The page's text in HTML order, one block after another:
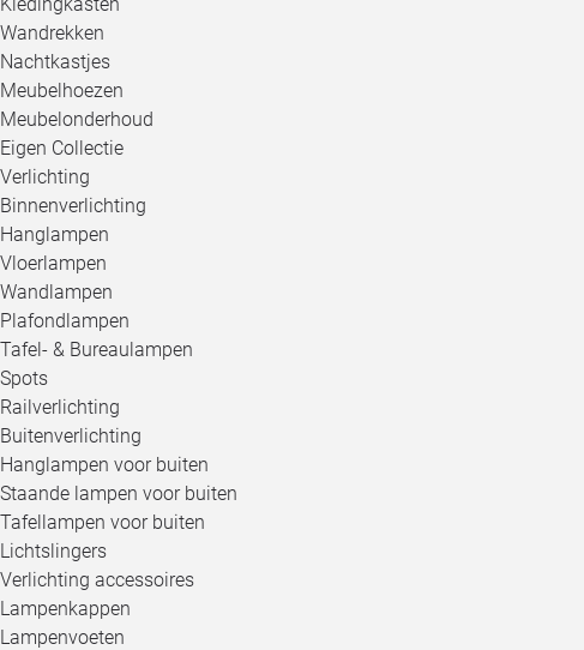
Wandrekken
Nachtkastjes
Meubelhoezen
Meubelonderhoud
Eigen Collectie
Verlichting
Binnenverlichting
Hanglampen
Vloerlampen
Wandlampen
Plafondlampen
Tafel- & Bureaulampen
Spots
Railverlichting
Buitenverlichting
Hanglampen voor buiten
Staande lampen voor buiten
Tafellampen voor buiten
Lichtslingers
Verlichting accessoires
Lampenkappen
Lampenvoeten